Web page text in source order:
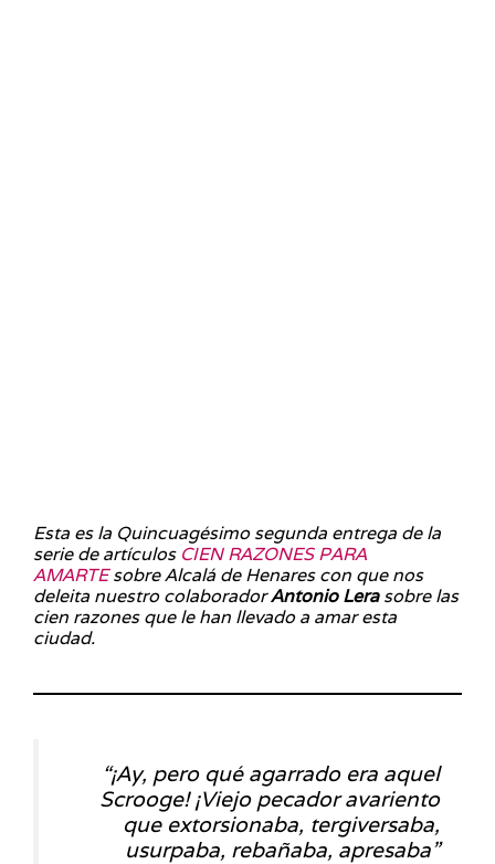
Esta es la Quincuagésimo segunda entrega de la
serie de artículos CIEN RAZONES PARA
AMARTEsobre Alcalá de Henares con que nos
deleita nuestro colaboradorAntonio Lerasobre las
cien razones que le han llevado a amar esta
ciudad.
“¡Ay, pero qué agarrado era aquel
Scrooge! ¡Viejo pecador avariento
que extorsionaba, tergiversaba,
usurpaba, rebañaba, apresaba”